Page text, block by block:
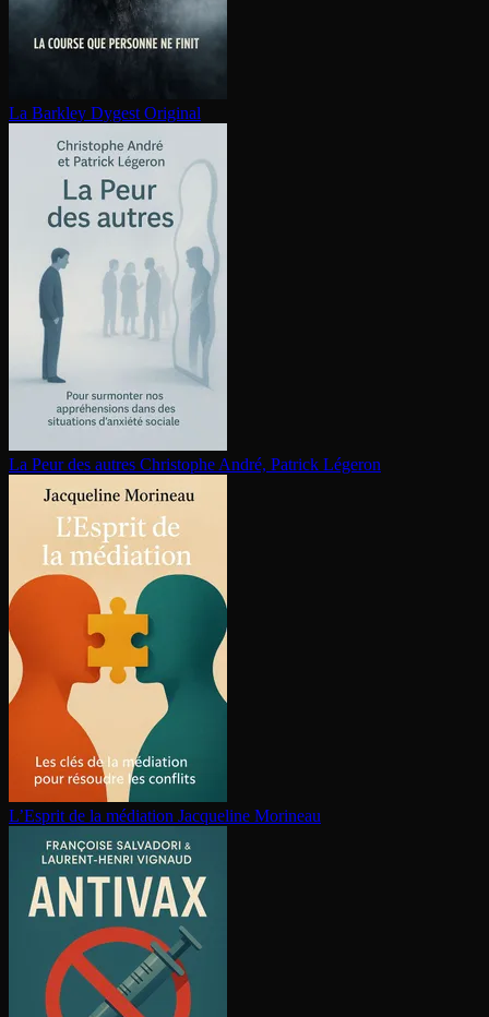
La Barkley Dygest Original
La Peur des autres Christophe André, Patrick Légeron
L’Esprit de la médiation Jacqueline Morineau